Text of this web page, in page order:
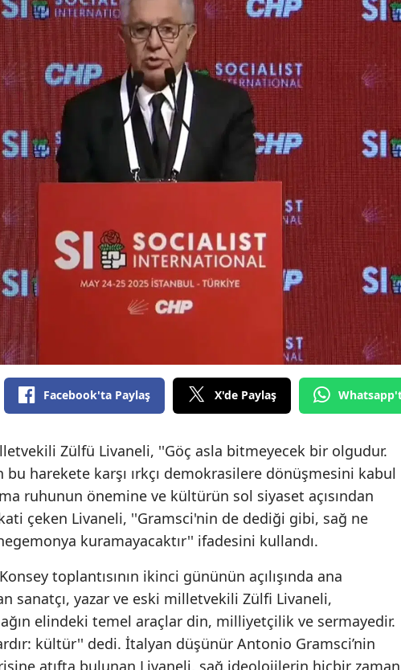
Facebook'ta Paylaş X'de Paylaş
Zülfü Livaneli, ''Göç asla bitmeyecek bir olgudur.
harekete karşı ırkçı demokrasilere dönüşmesini kabul
ruhunun önemine ve kültürün sol siyaset açısından
çeken Livaneli, ''Gramsci'nin de dediği gibi, sağ ne
kuramayacaktır'' ifadesini kullandı.
toplantısının ikinci gününün açılışında ana
sanatçı, yazar ve eski milletvekili Zülfi Livaneli,
elindeki temel araçlar din, milliyetçilik ve sermayedir.
kültür'' dedi. İtalyan düşünür Antonio Gramsci’nin
atıfta bulunan Livaneli, sağ ideolojilerin hiçbir zaman